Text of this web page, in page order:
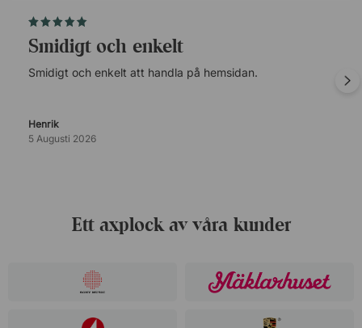
Smidigt och enkelt
Smidigt och enkelt att handla på hemsidan.
Henrik
5 Augusti 2026
Ett axplock av våra kunder